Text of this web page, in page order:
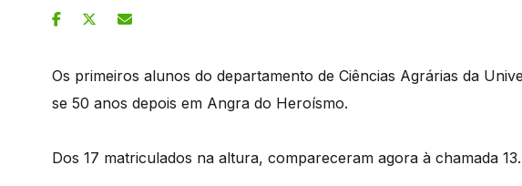
Os primeiros alunos do departamento de Ciências Agrárias da
se 50 anos depois em Angra do Heroísmo.
Dos 17 matriculados na altura, compareceram agora à chamada 13.